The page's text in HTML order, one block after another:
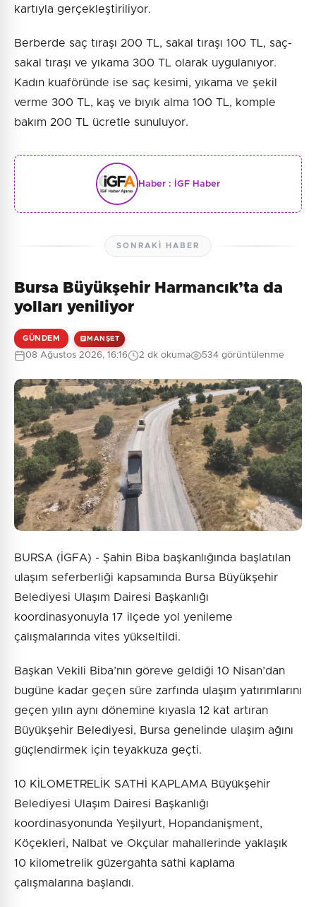
kartıyla gerçekleştiriliyor.
Berberde saç tıraşı 200 TL, sakal tıraşı 100 TL, saç-
sakal tıraşı ve yıkama 300 TL olarak uygulanıyor.
Kadın kuaföründe ise saç kesimi, yıkama ve şekil
verme 300 TL, kaş ve bıyık alma 100 TL, komple
bakım 200 TL ücretle sunuluyor.
Haber : İGF Haber
SONRAKI HABER
Bursa Büyükşehir Harmancık’ta da
yolları yeniliyor
GÜNDEM MANŞET
08 Ağustos 2026, 16:16 2 dk okuma 534 görüntülenme
BURSA (İGFA) - Şahin Biba başkanlığında başlatılan
ulaşım seferberliği kapsamında Bursa Büyükşehir
Belediyesi Ulaşım Dairesi Başkanlığı
koordinasyonuyla 17 ilçede yol yenileme
çalışmalarında vites yükseltildi.
Başkan Vekili Biba’nın göreve geldiği 10 Nisan’dan
bugüne kadar geçen süre zarfında ulaşım yatırımlarını
geçen yılın aynı dönemine kıyasla 12 kat artıran
Büyükşehir Belediyesi, Bursa genelinde ulaşım ağını
güçlendirmek için teyakkuza geçti.
10 KİLOMETRELİK SATHİ KAPLAMA Büyükşehir
Belediyesi Ulaşım Dairesi Başkanlığı
koordinasyonunda Yeşilyurt, Hopandanişment,
Köçekleri, Nalbat ve Okçular mahallerinde yaklaşık
10 kilometrelik güzergahta sathi kaplama
çalışmalarına başlandı.